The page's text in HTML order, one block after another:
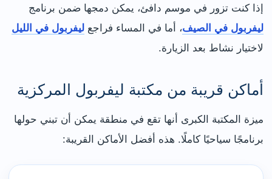
إذا كنت تزور في موسم دافئ، يمكن دمجها ضمن برنامج
ليفربول في الصيف، أما في المساء فراجع ليفربول في الليل
لاختيار نشاط بعد الزيارة.
أماكن قريبة من مكتبة ليفربول المركزية
ميزة المكتبة الكبرى أنها تقع في منطقة يمكن أن تبني حولها
برنامجًا سياحيًا كاملًا. هذه أفضل الأماكن القريبة: